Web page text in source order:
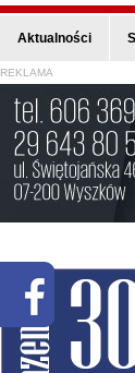
Aktualności
REKLAMA